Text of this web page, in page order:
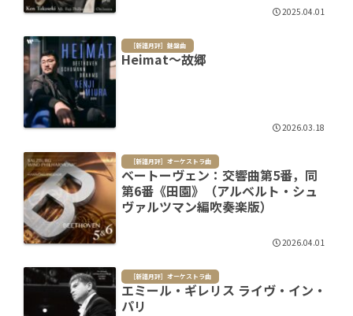
2025.04.01
［新譜月評］鍵盤曲
Heimat～故郷
2026.03.18
［新譜月評］オーケストラ曲
ベートーヴェン：交響曲第5番，同
第6番《田園》（アルベルト・シュ
ヴァルツマン編吹奏楽版）
2026.04.01
［新譜月評］オーケストラ曲
エミール・ギレリス ライヴ・イン・
パリ